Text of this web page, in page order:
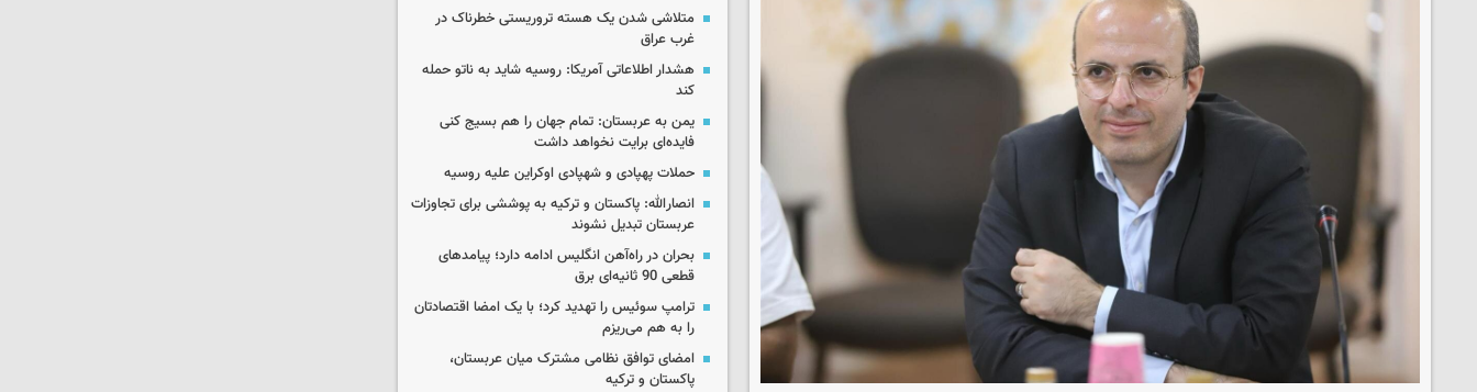
متلاشی شدن یک هسته تروریستی خطرناک در
غرب عراق
هشدار اطلاعاتی آمریکا: روسیه شاید به ناتو حمله
کند
یمن به عربستان: تمام جهان را هم بسیج کنی
فایده‌ای برایت نخواهد داشت
حملات پهپادی و شهپادی اوکراین علیه روسیه
انصارالله: پاکستان و ترکیه به پوششی برای تجاوزات
عربستان تبدیل نشوند
بحران در راه‌آهن انگلیس ادامه دارد؛ پیامدهای
قطعی 90 ثانیه‌ای برق
ترامپ سوئیس را تهدید کرد؛ با یک امضا اقتصادتان
را به هم می‌ریزم
امضای توافق نظامی مشترک میان عربستان،
پاکستان و ترکیه